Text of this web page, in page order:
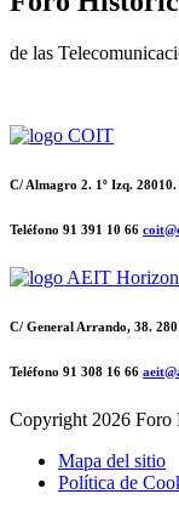
de las
C/ Almagro 2. 1º Izq.
Teléfono 91 391 10 66
C/ General Arrando, 38.
Teléfono 91 308 16 66
Copyright 2026 Foro
Mapa del sitio
Política de